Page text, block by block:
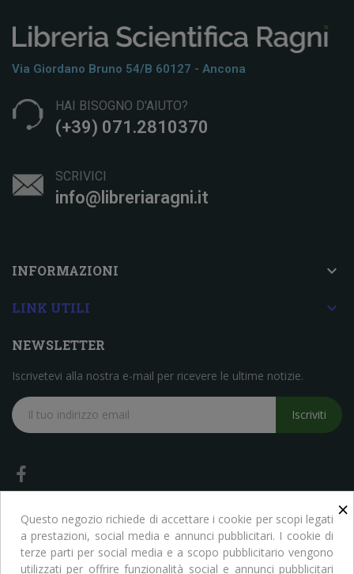
Via Giordano Bruno 54/b 60127 - Ancona
HAI BISOGNO D'AIUTO?
(+39) 071.2810370
SCRIVICI
info@libreriaragni.it
INFORMAZIONI 
LINK UTILI 
NEWSLETTER
Iscrivetevi alla nostra e-mail per ricevere le ultime notizie.
Iscriviti
Copyright © Libreria Scientifica Ragni. Tutti i Diritti Riservati
×
Questo negozio richiede di accettare i cookie per scopi legati
a prestazioni, social media e annunci pubblicitari. I cookie di
terze parti per social media e a scopo pubblicitario vengono
utilizzati per offrire funzionalità social e annunci pubblicitari